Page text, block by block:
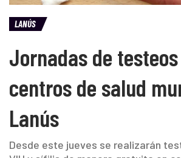
LANÚS
Jornadas de testeos
centros de salud
Lanús
Desde este jueves se realizarán